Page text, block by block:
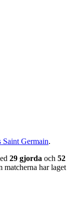
Saint Germain.
29 gjorda och 52
matcherna har laget